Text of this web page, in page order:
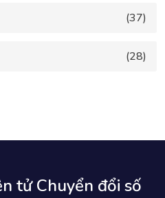
(37)
(28)
tử Chuyển đổi số